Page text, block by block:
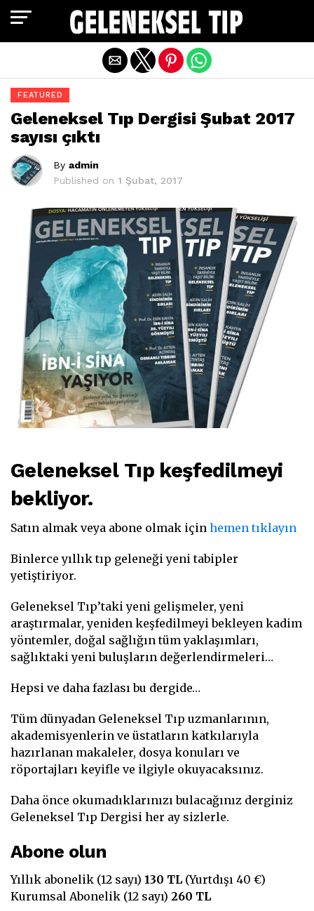
FEATURED
Geleneksel Tıp Dergisi Şubat 2017
sayısı çıktı
By admin
Published on 1 Şubat, 2017
Geleneksel Tıp keşfedilmeyi
bekliyor.
Satın almak veya abone olmak için hemen tıklayın
Binlerce yıllık tıp geleneği yeni tabipler
yetiştiriyor.
Geleneksel Tıp’taki yeni gelişmeler, yeni
araştırmalar, yeniden keşfedilmeyi bekleyen kadim
yöntemler, doğal sağlığın tüm yaklaşımları,
sağlıktaki yeni buluşların değerlendirmeleri…
Hepsi ve daha fazlası bu dergide…
Tüm dünyadan Geleneksel Tıp uzmanlarının,
akademisyenlerin ve üstatların katkılarıyla
hazırlanan makaleler, dosya konuları ve
röportajları keyifle ve ilgiyle okuyacaksınız.
Daha önce okumadıklarınızı bulacağınız derginiz
Geleneksel Tıp Dergisi her ay sizlerle.
Abone olun
Yıllık abonelik (12 sayı) 130 TL (Yurtdışı 40 €)
Kurumsal Abonelik (12 sayı) 260 TL
Exit mobile version